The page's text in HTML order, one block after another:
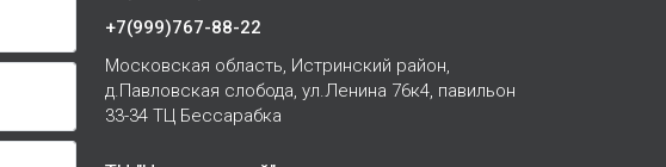
+7(999)767-88-22
Московская область, Истринский район,
д.Павловская слобода, ул.Ленина 76к4, павильон
33-34 ТЦ Бессарабка